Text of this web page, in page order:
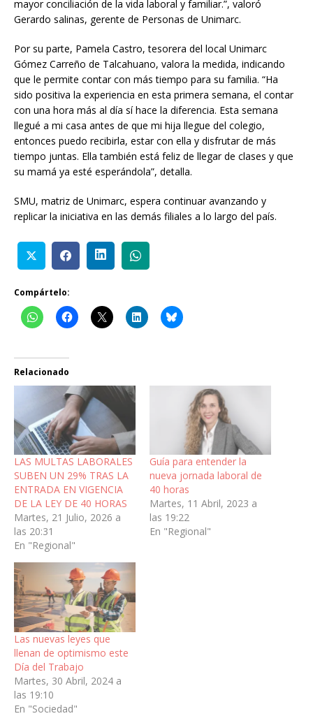
mayor conciliación de la vida laboral y familiar.”, valoró
Gerardo salinas, gerente de Personas de Unimarc.
Por su parte, Pamela Castro, tesorera del local Unimarc
Gómez Carreño de Talcahuano, valora la medida, indicando
que le permite contar con más tiempo para su familia. “Ha
sido positiva la experiencia en esta primera semana, el contar
con una hora más al día sí hace la diferencia. Esta semana
llegué a mi casa antes de que mi hija llegue del colegio,
entonces puedo recibirla, estar con ella y disfrutar de más
tiempo juntas. Ella también está feliz de llegar de clases y que
su mamá ya esté esperándola”, detalla.
SMU, matriz de Unimarc, espera continuar avanzando y
replicar la iniciativa en las demás filiales a lo largo del país.
Compártelo:
Relacionado
LAS MULTAS LABORALES
SUBEN UN 29% TRAS LA
ENTRADA EN VIGENCIA
DE LA LEY DE 40 HORAS
Martes, 21 Julio, 2026 a
las 20:31
En "Regional"
Guía para entender la
nueva jornada laboral de
40 horas
Martes, 11 Abril, 2023 a
las 19:22
En "Regional"
Las nuevas leyes que
llenan de optimismo este
Día del Trabajo
Martes, 30 Abril, 2024 a
las 19:10
En "Sociedad"